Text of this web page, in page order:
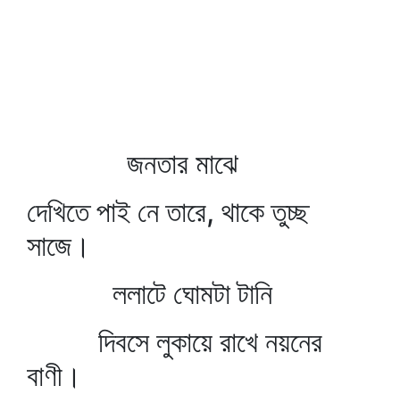
জনতার মাঝে
দেখিতে পাই নে তারে, থাকে তুচ্ছ
সাজে।
ললাটে ঘোমটা টানি
দিবসে লুকায়ে রাখে নয়নের
বাণী।